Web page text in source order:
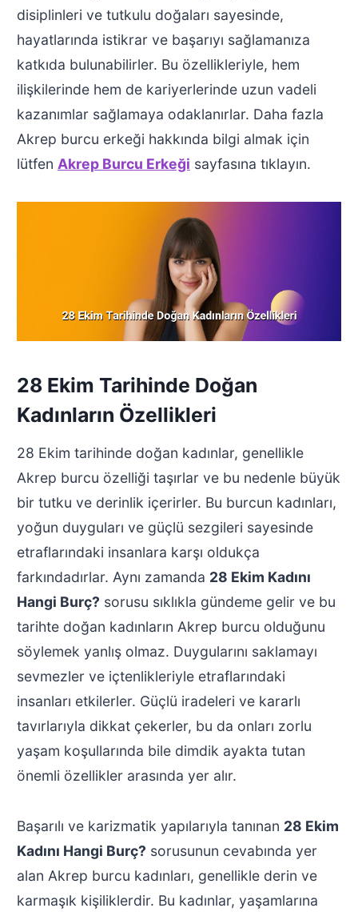
disiplinleri ve tutkulu doğaları sayesinde,
hayatlarında istikrar ve başarıyı sağlamanıza
katkıda bulunabilirler. Bu özellikleriyle, hem
ilişkilerinde hem de kariyerlerinde uzun vadeli
kazanımlar sağlamaya odaklanırlar. Daha fazla
Akrep burcu erkeği hakkında bilgi almak için
lütfen Akrep Burcu Erkeği sayfasına tıklayın.
28 Ekim Tarihinde Doğan
Kadınların Özellikleri
28 Ekim tarihinde doğan kadınlar, genellikle
Akrep burcu özelliği taşırlar ve bu nedenle büyük
bir tutku ve derinlik içerirler. Bu burcun kadınları,
yoğun duyguları ve güçlü sezgileri sayesinde
etraflarındaki insanlara karşı oldukça
farkındadırlar. Aynı zamanda 28 Ekim Kadını
Hangi Burç? sorusu sıklıkla gündeme gelir ve bu
tarihte doğan kadınların Akrep burcu olduğunu
söylemek yanlış olmaz. Duygularını saklamayı
sevmezler ve içtenlikleriyle etraflarındaki
insanları etkilerler. Güçlü iradeleri ve kararlı
tavırlarıyla dikkat çekerler, bu da onları zorlu
yaşam koşullarında bile dimdik ayakta tutan
önemli özellikler arasında yer alır.
Başarılı ve karizmatik yapılarıyla tanınan 28 Ekim
Kadını Hangi Burç? sorusunun cevabında yer
alan Akrep burcu kadınları, genellikle derin ve
karmaşık kişiliklerdir. Bu kadınlar, yaşamlarına